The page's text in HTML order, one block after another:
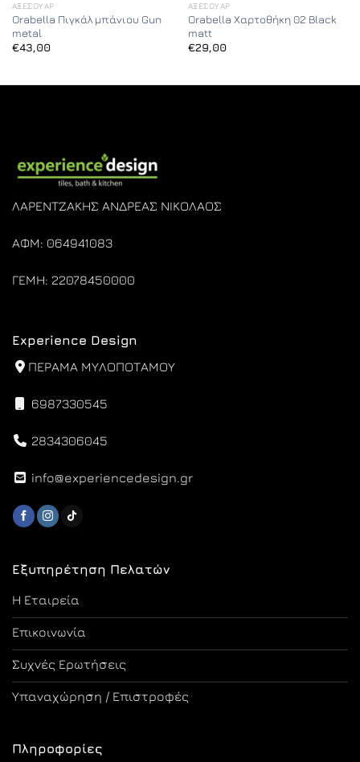
ΑΞΕΣΟΥΆΡ
Orabella Πιγκάλ μπάνιου Gun
metal
€43,00
ΑΞΕΣΟΥΆΡ
Orabella Χαρτοθήκη 02 Black
matt
€29,00
ΛΑΡΕΝΤΖΑΚΗΣ ΑΝΔΡΕΑΣ ΝΙΚΟΛΑΟΣ
ΑΦΜ: 064941083
ΓΕΜΗ: 22078450000
Εξυπηρέτηση Πελατών
Η Εταιρεία
Επικοινωνία
Συχνές Ερωτήσεις
Υπαναχώρηση / Επιστροφές
Πληροφορίες
Experience Design
ΠΕΡΑΜΑ ΜΥΛΟΠΟΤΑΜΟΥ
6987330545
2834306045
info@experiencedesign.gr